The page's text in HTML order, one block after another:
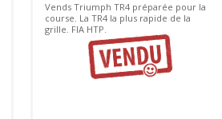
Vends Triumph TR4 préparée pour la
course. La TR4 la plus rapide de la
grille. FIA HTP.